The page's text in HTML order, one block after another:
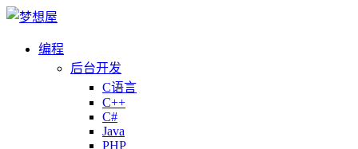
编程
后台开发
C语言
C++
C#
Java
PHP